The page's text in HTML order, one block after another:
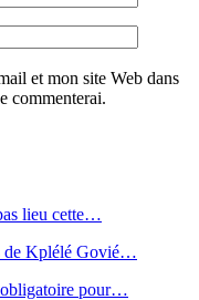
et mon site Web dans
commenterai.
lieu cette…
de Kplélé Govié…
obligatoire pour…